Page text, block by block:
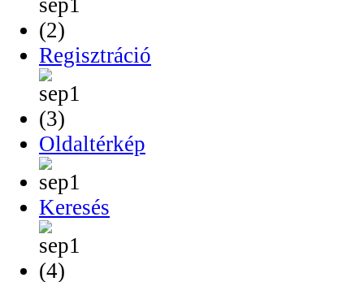
Regisztráció
Oldaltérkép
Keresés